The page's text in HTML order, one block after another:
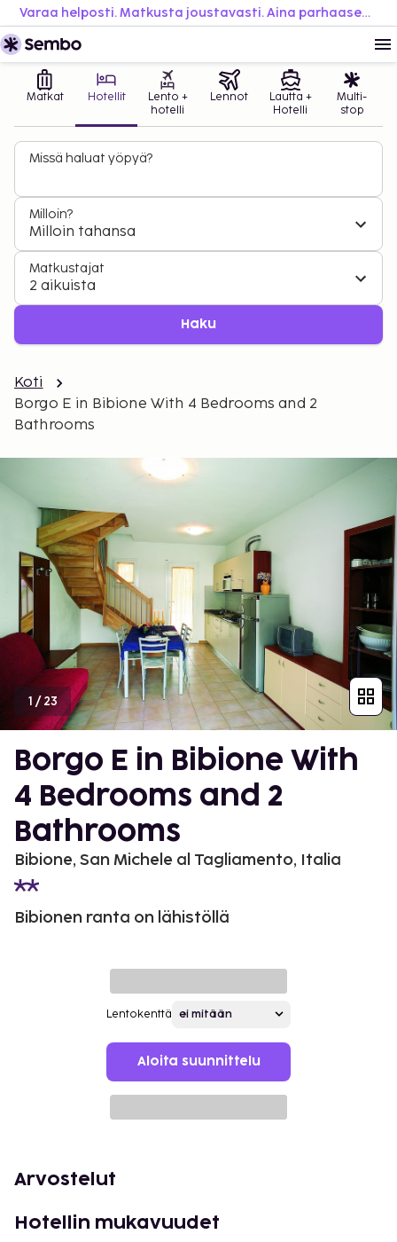
Varaa helposti. Matkusta joustavasti. Aina parhaaseen hintaan.
Matkat Hotellit
Lento +
hotelli
Lennot
Lautta +
Hotelli
Multi-
stop
Missä haluat yöpyä?
Milloin?
Milloin tahansa
Matkustajat
2 aikuista
Haku
Koti
Borgo E in Bibione With 4 Bedrooms and 2
Bathrooms
1 /23
Borgo E in Bibione With
4 Bedrooms and 2
Bathrooms
Bibione, San Michele al Tagliamento, Italia
Bibionen ranta on lähistöllä
Lentokenttä
Aloita suunnittelu
Arvostelut
Hotellin mukavuudet